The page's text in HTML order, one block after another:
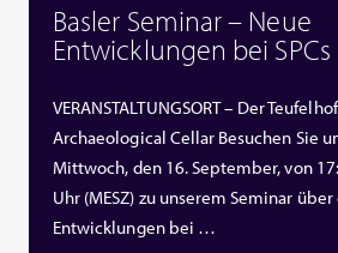
Basler Seminar – Neue
Entwicklungen bei SPCs
VERANSTALTUNGSORT – Der
Archaeological Cellar Besuchen Sie
Mittwoch, den 16. September, von
Uhr (MESZ) zu unserem Seminar
Entwicklungen bei …